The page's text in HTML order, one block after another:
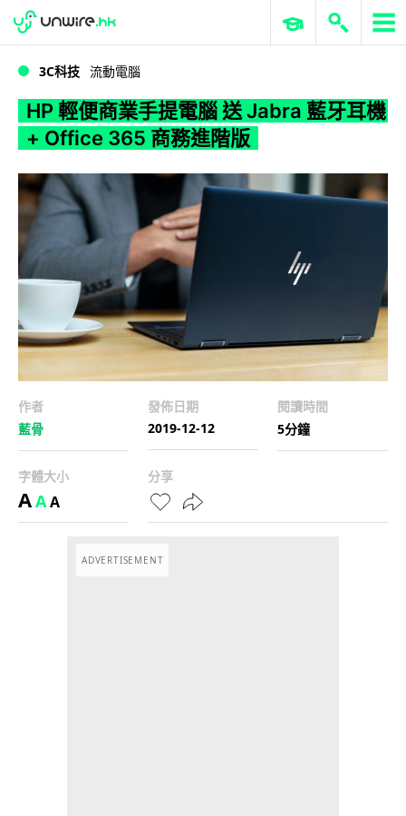
WWDC 2026 ERP 與商業 AI
3C科技 流動電腦
HP 輕便商業手提電腦 送 Jabra 藍牙耳機
+ Office 365 商務進階版
作者
藍骨
發佈日期
2019-12-12
閱讀時間
5分鐘
字體大小
AAA
分享
ADVERTISEMENT